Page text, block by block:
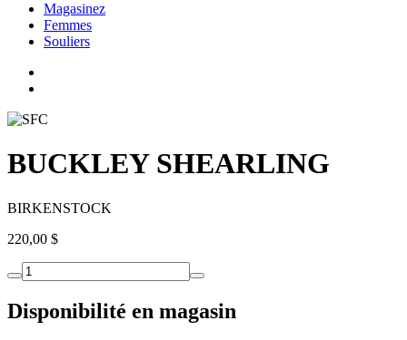
Magasinez
Femmes
Souliers
BUCKLEY SHEARLING
BIRKENSTOCK
220,00 $
Disponibilité en magasin